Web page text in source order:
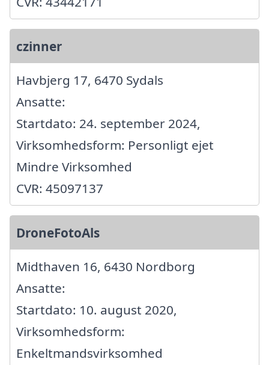
czinner
Havbjerg 17, 6470 Sydals
Ansatte:
Startdato: 24. september 2024,
Virksomhedsform: Personligt ejet
Mindre Virksomhed
CVR: 45097137
DroneFotoAls
Midthaven 16, 6430 Nordborg
Ansatte:
Startdato: 10. august 2020,
Virksomhedsform:
Enkeltmandsvirksomhed